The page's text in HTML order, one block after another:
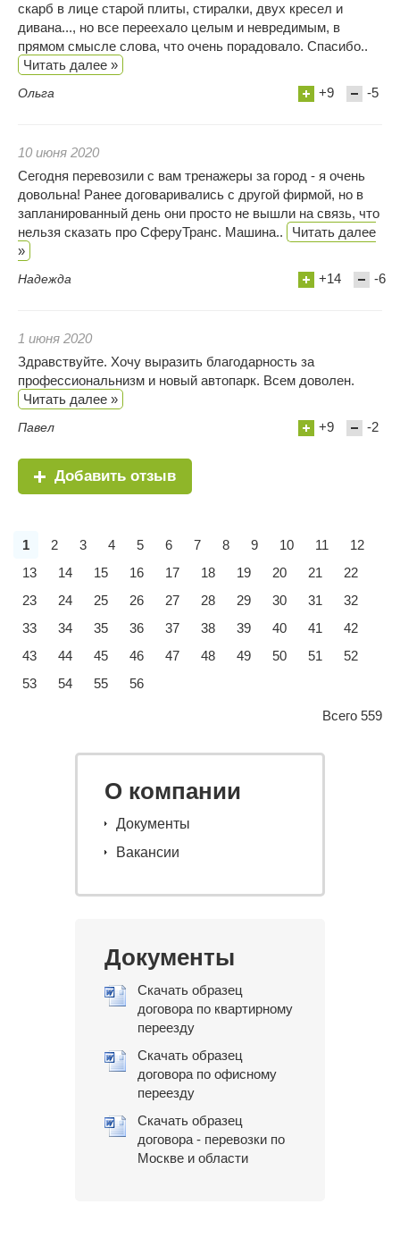
скарб в лице старой плиты, стиралки, двух кресел и
дивана..., но все переехало целым и невредимым, в
прямом смысле слова, что очень порадовало. Спасибо..
Читать далее »
Ольга +9 -5
10 июня 2020
Сегодня перевозили с вам тренажеры за город - я очень
довольна! Ранее договаривались с другой фирмой, но в
запланированный день они просто не вышли на связь, что
нельзя сказать про СферуТранс. Машина..
Читать далее
»
Надежда +14 -6
1 июня 2020
Здравствуйте. Хочу выразить благодарность за
профессиональнизм и новый автопарк. Всем доволен.
Читать далее »
Павел +9 -2
Добавить отзыв
1 2 3 4 5 6 7 8 9 10 11
12
13
14 15 16 17 18 19 20 21
22
23
24 25 26 27 28 29 30 31
32
33
34 35 36 37 38 39 40 41
42
43
44 45 46 47 48 49 50 51
52
53
54 55 56
Всего 559
О компании
Документы
Вакансии
Документы
Скачать образец
договора по квартирному
переезду
Скачать образец
договора по офисному
переезду
Скачать образец
договора - перевозки по
Москве и области